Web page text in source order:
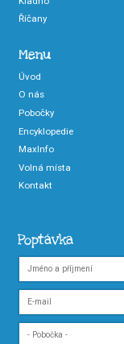
Říčany
Menu
Úvod
O nás
Pobočky
Encyklopedie
MaxInfo
Volná místa
Kontakt
Poptávka